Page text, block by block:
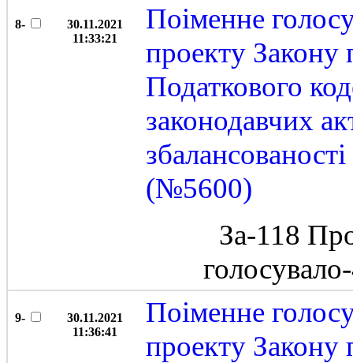
8-
30.11.2021
11:33:21
Поіменне
проекту Закону
Податкового
законодавчих
(№5600)
За-118
9-
30.11.2021
11:36:41
Поіменне
проекту Закону